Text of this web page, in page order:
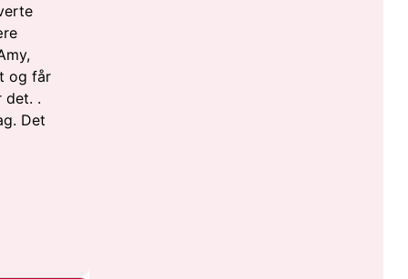
og får
det. .
Det